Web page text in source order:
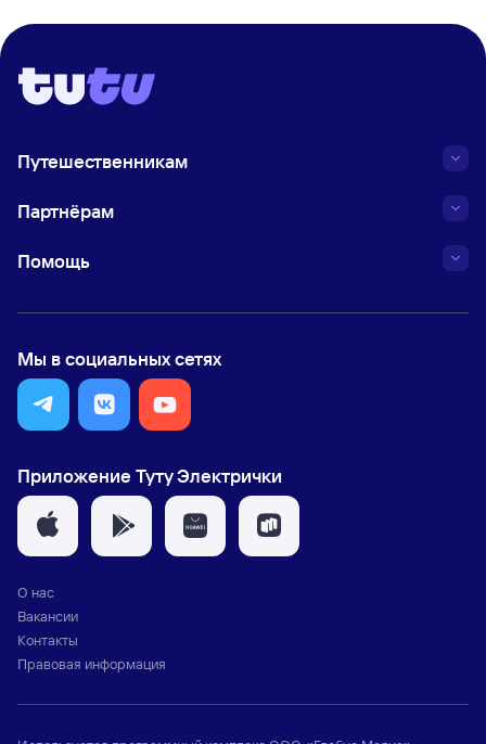
Путешественникам
Партнёрам
Помощь
Мы в социальных сетях
Приложение Туту Электрички
О нас
Вакансии
Контакты
Правовая информация